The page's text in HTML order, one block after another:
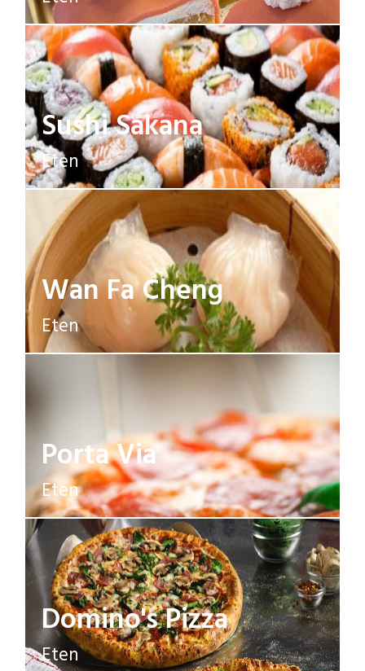
Sushi Sakana
Eten
Wan Fa Cheng
Eten
Porta Via
Eten
Domino's Pizza
Eten